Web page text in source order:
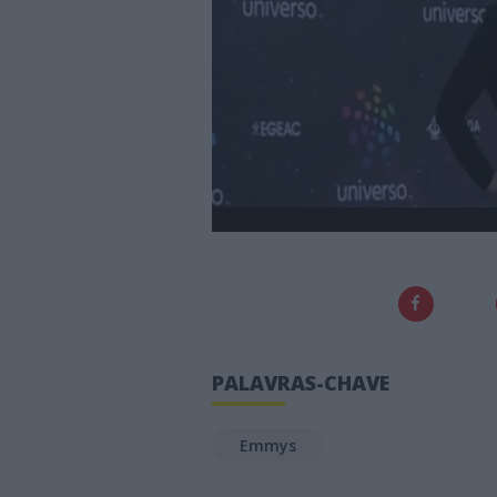
PALAVRAS-CHAVE
Emmys